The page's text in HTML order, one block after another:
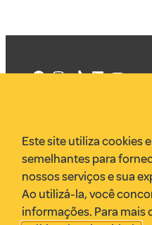
VR Assessoria
Parcerias
Envie uma pauta
Anuncie
Este site utiliza cookies
semelhantes para
nossos serviços e sua
Ao utilizá-la, você
informações. Para mais